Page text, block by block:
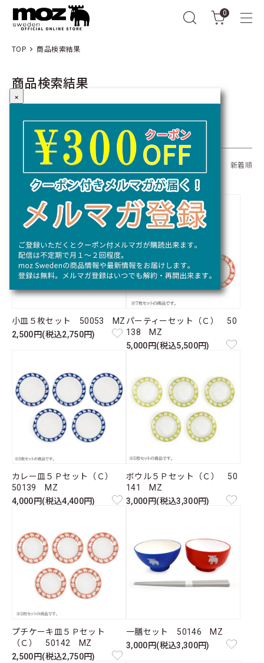
0
TOP 商品検索結果
商品検索結果
全309商品 おすすめ順 新着順
小皿５枚セット 50053 MZ
2,500円(税込2,750円)
パーティーセット（Ｃ） 50
138 MZ
5,000円(税込5,500円)
カレー皿５Ｐセット（Ｃ）
50139 MZ
4,000円(税込4,400円)
ボウル５Ｐセット（Ｃ） 50
141 MZ
3,000円(税込3,300円)
プチケーキ皿５Ｐセット
（Ｃ） 50142 MZ
2,500円(税込2,750円)
一膳セット 50146 MZ
3,000円(税込3,300円)
×